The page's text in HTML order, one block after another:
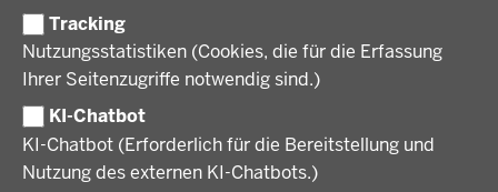
Tracking
Nutzungsstatistiken (Cookies, die für die Erfassung
Ihrer Seitenzugriffe notwendig sind.)
KI-Chatbot
KI-Chatbot (Erforderlich für die Bereitstellung und
Nutzung des externen KI-Chatbots.)
Stellenangebote
Ausbildung
Volljurist:in
Praktikum
Stellenangebote im Schulbereich
VERFAHREN UND BEKANNTMACHUNGEN
Amtsblatt
Verfahrensübersichten
PRESSE
Pressemitteilungen
Podcast
© 2026 Bezirksregierung Münster